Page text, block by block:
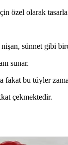
özel olarak
nişan, sünnet gibi
sunar.
fakat bu tüyler
çekmektedir.